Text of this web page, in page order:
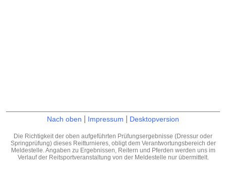
Nach oben Impressum Desktopversion
Die Richtigkeit der oben aufgeführten Prüfungsergebnisse (Dressur oder
Springprüfung) dieses Reitturnieres, obligt dem Verantwortungsbereich der
Meldestelle. Angaben zu Ergebnissen, Reitern und Pferden werden uns im
Verlauf der Reitsportveranstaltung von der Meldestelle nur übermittelt.